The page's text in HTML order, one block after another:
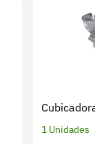
1 Unidades